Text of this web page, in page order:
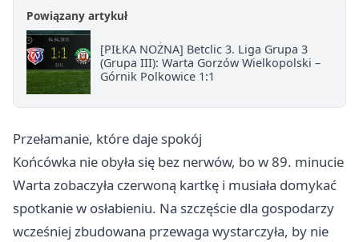
Powiązany artykuł
[PIŁKA NOŻNA] Betclic 3. Liga Grupa 3
(Grupa III): Warta Gorzów Wielkopolski –
Górnik Polkowice 1:1
Przełamanie, które daje spokój
Końcówka nie obyła się bez nerwów, bo w 89. minucie
Warta zobaczyła czerwoną kartkę i musiała domykać
spotkanie w osłabieniu. Na szczęście dla gospodarzy
wcześniej zbudowana przewaga wystarczyła, by nie